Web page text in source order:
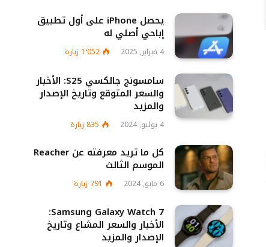
يحصل iPhone على أول تطبيق
إباحي أصلي له
4 فبراير, 2025 1٬052 زيارة
سامسونج جالكسي S25: الأخبار
والسعر المتوقع وتاريخ الإصدار
والمزيد
4 يوليو, 2024 835 زيارة
كل ما تريد معرفته عن Reacher
الموسم الثالث
6 مايو, 2024 791 زيارة
Samsung Galaxy Watch 7:
الأخبار والسعر المشاع وتاريخ
الإصدار والمزيد